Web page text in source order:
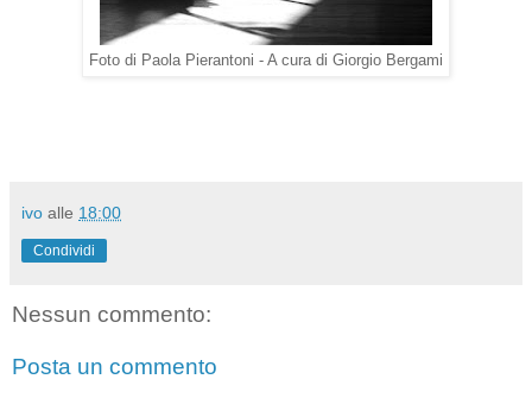
Foto di Paola Pierantoni - A cura di Giorgio Bergami
ivo alle 18:00
Condividi
Nessun commento:
Posta un commento